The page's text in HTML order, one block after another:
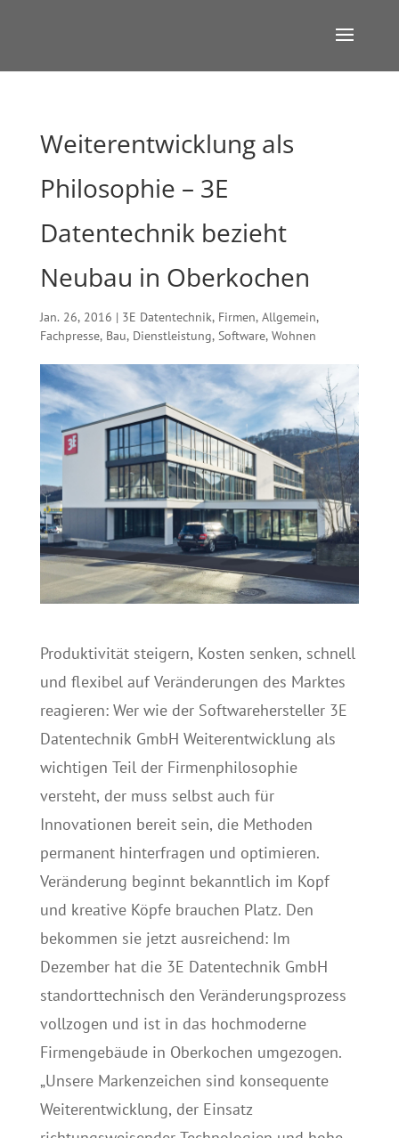
Weiterentwicklung als
Philosophie – 3E
Datentechnik bezieht
Neubau in Oberkochen
Jan. 26, 2016 | 3E Datentechnik, Firmen, Allgemein,
Fachpresse, Bau, Dienstleistung, Software, Wohnen
Produktivität steigern, Kosten senken, schnell
und flexibel auf Veränderungen des Marktes
reagieren: Wer wie der Softwarehersteller 3E
Datentechnik GmbH Weiterentwicklung als
wichtigen Teil der Firmenphilosophie
versteht, der muss selbst auch für
Innovationen bereit sein, die Methoden
permanent hinterfragen und optimieren.
Veränderung beginnt bekanntlich im Kopf
und kreative Köpfe brauchen Platz. Den
bekommen sie jetzt ausreichend: Im
Dezember hat die 3E Datentechnik GmbH
standorttechnisch den Veränderungsprozess
vollzogen und ist in das hochmoderne
Firmengebäude in Oberkochen umgezogen.
„Unsere Markenzeichen sind konsequente
Weiterentwicklung, der Einsatz